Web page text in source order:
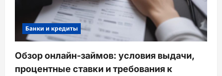
Банки и кредиты
Обзор онлайн-займов: условия выдачи,
процентные ставки и требования к